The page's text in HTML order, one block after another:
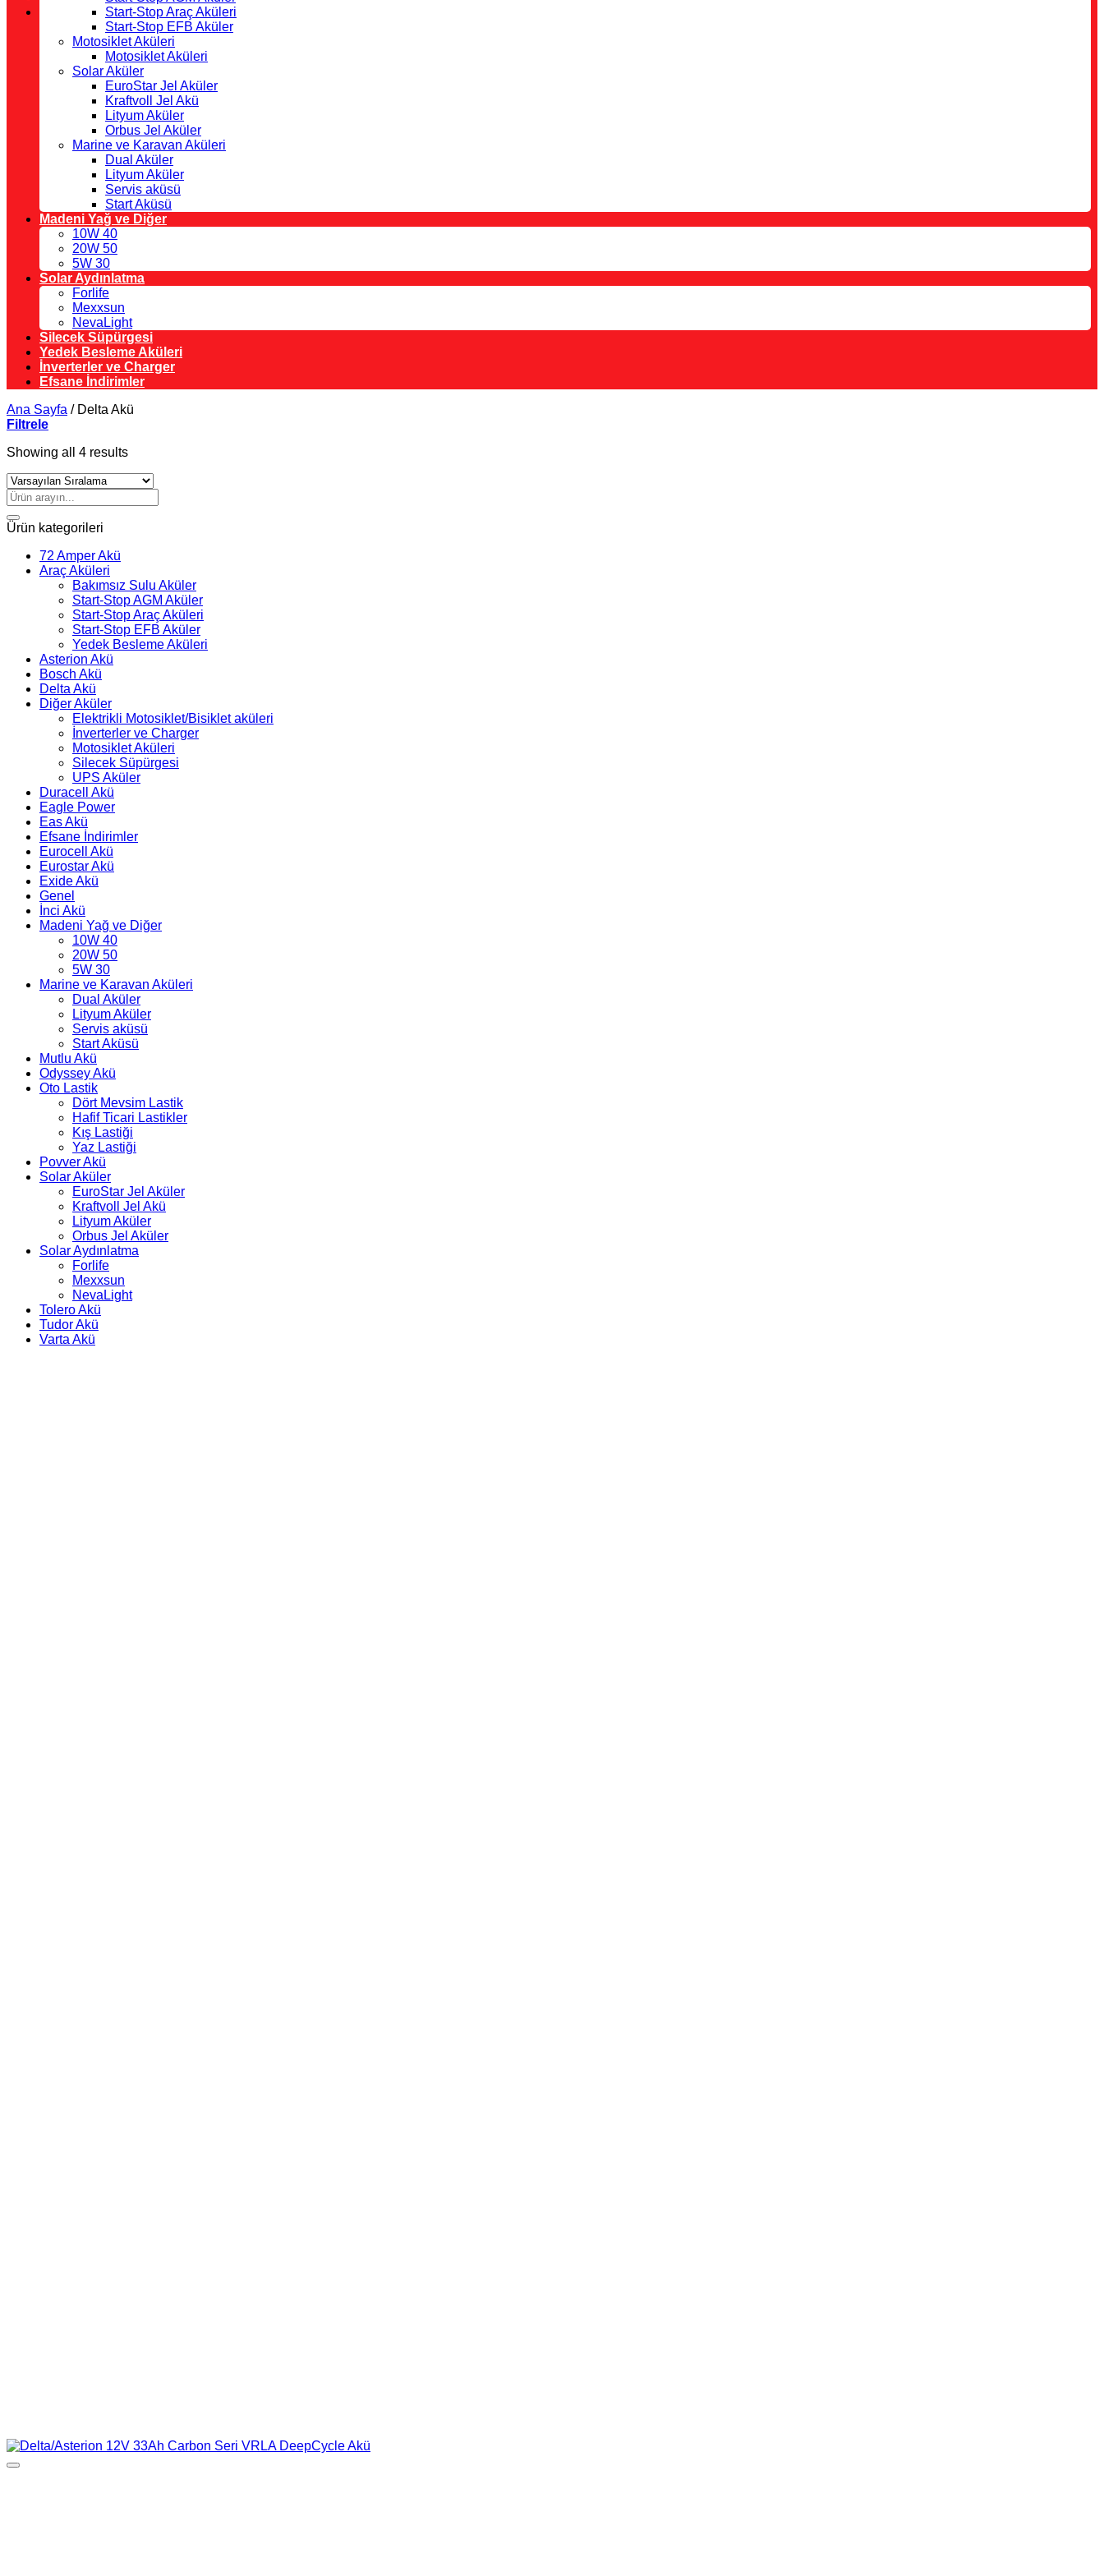
Start-Stop Araç Aküleri
Start-Stop EFB Aküler
Motosiklet Aküleri
Motosiklet Aküleri
Solar Aküler
EuroStar Jel Aküler
Kraftvoll Jel Akü
Lityum Aküler
Orbus Jel Aküler
Marine ve Karavan Aküleri
Dual Aküler
Lityum Aküler
Servis aküsü
Start Aküsü
Madeni Yağ ve Diğer
10W 40
20W 50
5W 30
Solar Aydınlatma
Forlife
Mexxsun
NevaLight
Silecek Süpürgesi
Yedek Besleme Aküleri
İnverterler ve Charger
Efsane İndirimler
Ana Sayfa /Delta Akü
Filtrele
Showing all 4 results
Ara:
Ürün kategorileri
72 Amper Akü
Araç Aküleri
Bakımsız Sulu Aküler
Start-Stop AGM Aküler
Start-Stop Araç Aküleri
Start-Stop EFB Aküler
Yedek Besleme Aküleri
Asterion Akü
Bosch Akü
Delta Akü
Diğer Aküler
Elektrikli Motosiklet/Bisiklet aküleri
İnverterler ve Charger
Motosiklet Aküleri
Silecek Süpürgesi
UPS Aküler
Duracell Akü
Eagle Power
Eas Akü
Efsane İndirimler
Eurocell Akü
Eurostar Akü
Exide Akü
Genel
İnci Akü
Madeni Yağ ve Diğer
10W 40
20W 50
5W 30
Marine ve Karavan Aküleri
Dual Aküler
Lityum Aküler
Servis aküsü
Start Aküsü
Mutlu Akü
Odyssey Akü
Oto Lastik
Dört Mevsim Lastik
Hafif Ticari Lastikler
Kış Lastiği
Yaz Lastiği
Povver Akü
Solar Aküler
EuroStar Jel Aküler
Kraftvoll Jel Akü
Lityum Aküler
Orbus Jel Aküler
Solar Aydınlatma
Forlife
Mexxsun
NevaLight
Tolero Akü
Tudor Akü
Varta Akü